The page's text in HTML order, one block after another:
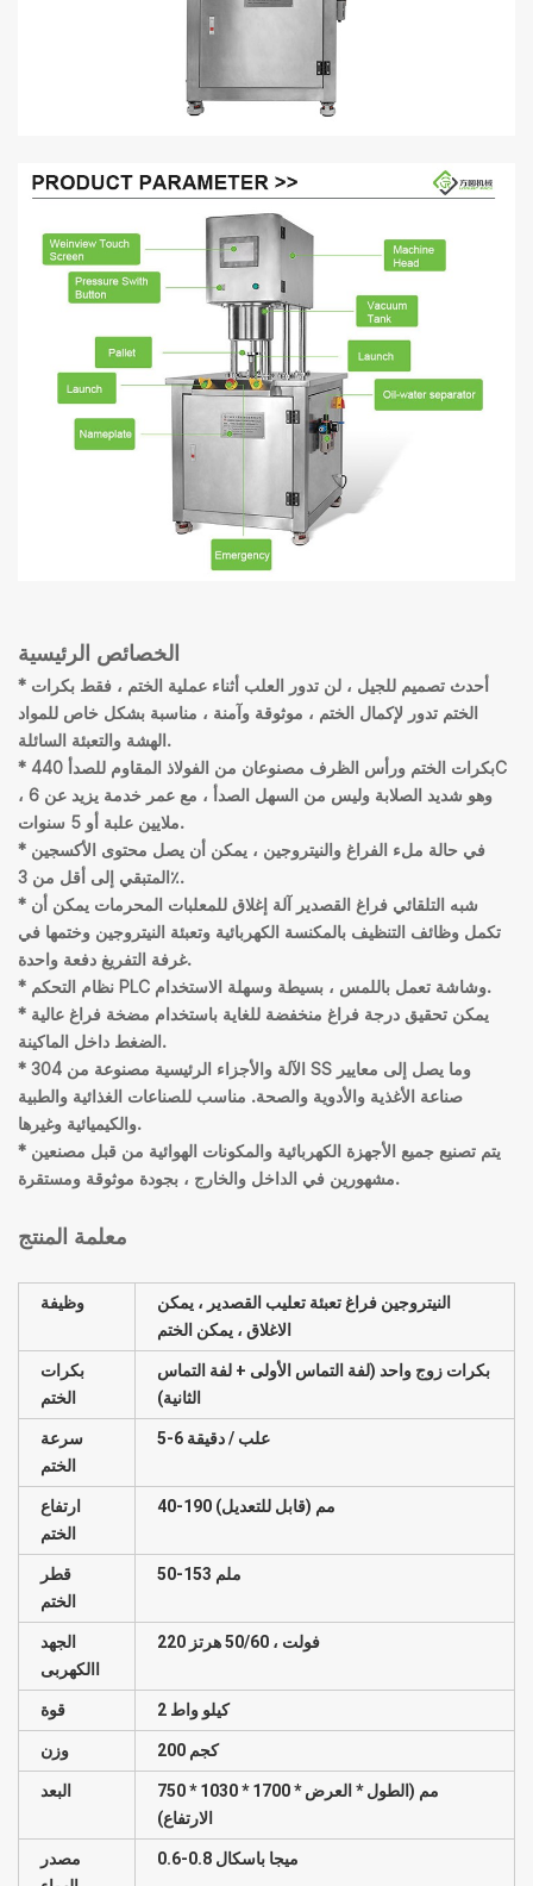
الخصائص الرئيسية
* أحدث تصميم للجيل ، لن تدور العلب أثناء عملية الختم ، فقط بكرات
الختم تدور لإكمال الختم ، موثوقة وآمنة ، مناسبة بشكل خاص للمواد
الهشة والتعبئة السائلة.
* بكرات الختم ورأس الظرف مصنوعان من الفولاذ المقاوم للصدأ 440C
، وهو شديد الصلابة وليس من السهل الصدأ ، مع عمر خدمة يزيد عن 6
ملايين علبة أو 5 سنوات.
* في حالة ملء الفراغ والنيتروجين ، يمكن أن يصل محتوى الأكسجين
المتبقي إلى أقل من 3٪.
*
شبه التلقائي فراغ القصدير آلة إغلاق للمعلبات المحرمات يمكن أن
تكمل وظائف التنظيف بالمكنسة الكهربائية وتعبئة النيتروجين وختمها في
غرفة التفريغ دفعة واحدة.
* نظام التحكم PLC وشاشة تعمل باللمس ، بسيطة وسهلة الاستخدام.
* يمكن تحقيق درجة فراغ منخفضة للغاية باستخدام مضخة فراغ عالية
الضغط داخل الماكينة.
* الآلة والأجزاء الرئيسية مصنوعة من 304 SS وما يصل إلى معايير
صناعة الأغذية والأدوية والصحة. مناسب للصناعات الغذائية والطبية
والكيميائية وغيرها.
* يتم تصنيع جميع الأجهزة الكهربائية والمكونات الهوائية من قبل مصنعين
مشهورين في الداخل والخارج ، بجودة موثوقة ومستقرة.
معلمة المنتج
وظيفة
النيتروجين فراغ تعبئة تعليب القصدير ، يمكن
الاغلاق ، يمكن الختم
بكرات
الختم
بكرات زوج واحد (لفة التماس الأولى + لفة التماس
الثانية)
سرعة
الختم
5-6 علب / دقيقة
ارتفاع
الختم
40-190 مم (قابل للتعديل)
قطر
الختم
50-153 ملم
الجهد
االكهربى
220 فولت ، 50/60 هرتز
قوة 2 كيلو واط
وزن 200 كجم
البعد
750 * 1030 * 1700 مم (الطول * العرض *
الارتفاع)
مصدر
0.6-0.8 ميجا باسكال